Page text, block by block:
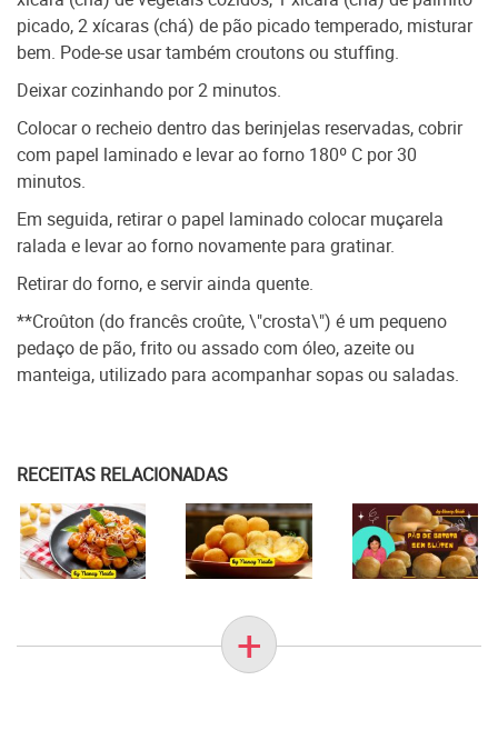
picado, 2 xícaras (chá) de pão picado temperado, misturar
bem. Pode-se usar também croutons ou stuffing.
Deixar cozinhando por 2 minutos.
Colocar o recheio dentro das berinjelas reservadas, cobrir
com papel laminado e levar ao forno 180º C por 30
minutos.
Em seguida, retirar o papel laminado colocar muçarela
ralada e levar ao forno novamente para gratinar.
Retirar do forno, e servir ainda quente.
**Croûton (do francês croûte, \"crosta\") é um pequeno
pedaço de pão, frito ou assado com óleo, azeite ou
manteiga, utilizado para acompanhar sopas ou saladas.
RECEITAS RELACIONADAS
+